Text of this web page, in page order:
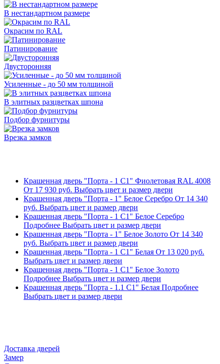
В нестандартном размере
Окрасим по RAL
Патинирование
Двусторонняя
Усиленные - до 50 мм толщиной
В элитных разцветках шпона
Подбор фурнитуры
Врезка замков
Крашенная дверь "Порта - 1 С1" Фиолетовая RAL 4008
От 17 930 руб. Выбрать цвет и размер двери
Крашенная дверь "Порта - 1" Белое Серебро От 14 340
руб. Выбрать цвет и размер двери
Крашенная дверь "Порта - 1 С1" Белое Серебро
Подробнее Выбрать цвет и размер двери
Крашенная дверь "Порта - 1" Белое Золото От 14 340
руб. Выбрать цвет и размер двери
Крашенная дверь "Порта - 1 С1" Белая От 13 020 руб.
Выбрать цвет и размер двери
Крашенная дверь "Порта - 1 С1" Белое Золото
Подробнее Выбрать цвет и размер двери
Крашенная дверь "Порта - 1.1 С1" Белая Подробнее
Выбрать цвет и размер двери
Доставка дверей
Замер